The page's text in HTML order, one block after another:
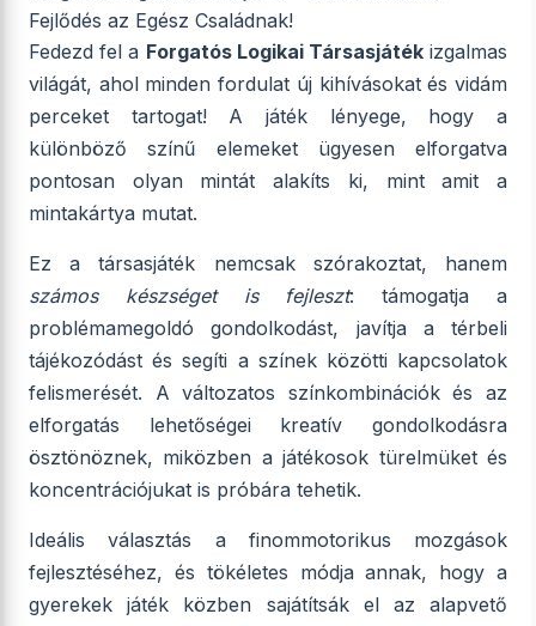
Fejlődés az Egész Családnak!
Fedezd fel a Forgatós Logikai Társasjátékizgalmas
világát, ahol minden fordulat új kihívásokat és vidám
perceket tartogat! A játék lényege, hogy a
különböző színű elemeket ügyesen elforgatva
pontosan olyan mintát alakíts ki, mint amit a
mintakártya mutat.
Ez a társasjáték nemcsak szórakoztat, hanem
számos készséget is fejleszt: támogatja a
problémamegoldó gondolkodást, javítja a térbeli
tájékozódást és segíti a színek közötti kapcsolatok
felismerését. A változatos színkombinációk és az
elforgatás lehetőségei kreatív gondolkodásra
ösztönöznek, miközben a játékosok türelmüket és
koncentrációjukat is próbára tehetik.
Ideális választás a finommotorikus mozgások
fejlesztéséhez, és tökéletes módja annak, hogy a
gyerekek játék közben sajátítsák el az alapvető